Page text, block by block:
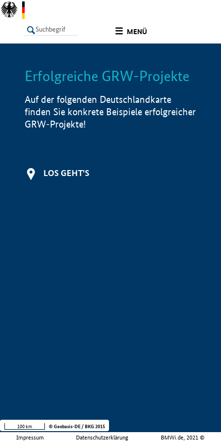
MENÜ
LISTE Info
Erfolgreiche GRW-Projekte
Auf der folgenden Deutschlandkarte
finden Sie konkrete Beispiele erfolgreicher
GRW-Projekte!
LOS GEHT'S
Impressum Datenschutzerklärung BMWi.de, 2021 ©
100 km © Geobasis-DE / BKG 2015